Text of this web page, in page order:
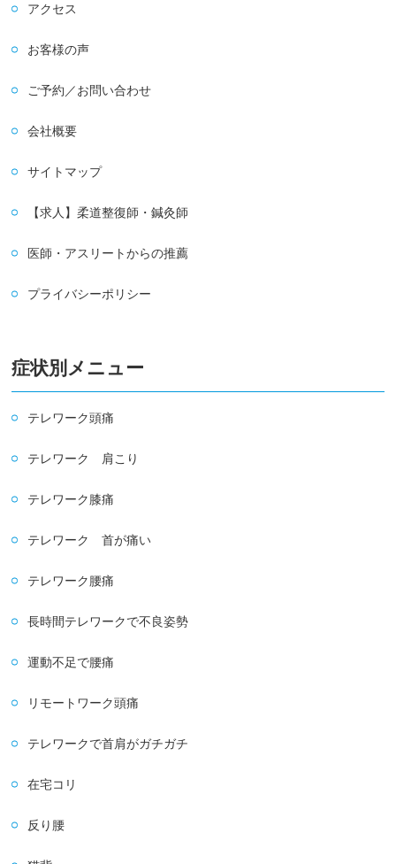
アクセス
お客様の声
ご予約／お問い合わせ
会社概要
サイトマップ
【求人】柔道整復師・鍼灸師
医師・アスリートからの推薦
プライバシーポリシー
症状別メニュー
テレワーク頭痛
テレワーク 肩こり
テレワーク膝痛
テレワーク 首が痛い
テレワーク腰痛
長時間テレワークで不良姿勢
運動不足で腰痛
リモートワーク頭痛
テレワークで首肩がガチガチ
在宅コリ
反り腰